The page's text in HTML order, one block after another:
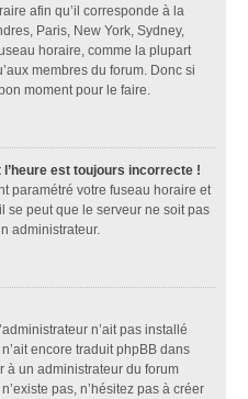
afin qu’il corresponde à la
Paris, New York, Sydney,
horaire, comme la plupart
membres du forum. Donc si
moment pour le faire.
est toujours incorrecte !
paramétré votre fuseau horaire et
se peut que le serveur ne soit pas
administrateur.
n’ait pas installé
encore traduit phpBB dans
à un administrateur du forum
pas, n’hésitez pas à créer